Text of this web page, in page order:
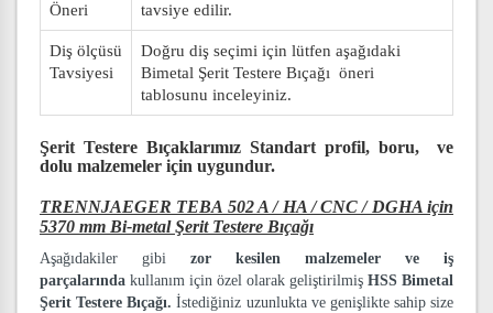
Öneri
tavsiye edilir.
Diş ölçüsü
Tavsiyesi
Doğru diş seçimi için lütfen aşağıdaki
Bimetal Şerit Testere Bıçağı öneri
tablosunu inceleyiniz.
Şerit Testere Bıçaklarımız Standart profil, boru, ve
dolu malzemeler için uygundur.
TRENNJAEGER TEBA 502 A / HA / CNC / DGHA için
5370 mm Bi-metal Şerit Testere Bıçağı
Aşağıdakiler gibi zor kesilen malzemeler ve iş
parçalarında kullanım için özel olarak geliştirilmiş HSS Bimetal
Şerit Testere Bıçağı.İstediğiniz uzunlukta ve genişlikte sahip size